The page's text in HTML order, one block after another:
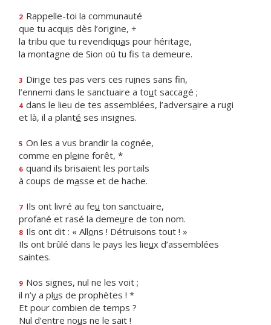
2 Rappelle-toi la communauté
que tu acquis dès l’origine, +
la tribu que tu revendiquas pour héritage,
la montagne de Sion où tu fs ta demeure.
3 Dirige tes pas vers ces ruines sans fin,
l’ennemi dans le sanctuaire a tout saccagé ;
4 dans le lieu de tes assemblées, l’adversaire a rugi
et là, il a planté ses insignes.
5 On les a vus brandir la cognée,
comme en pleine forêt, *
6 quand ils brisaient les portails
à coups de masse et de hache.
7 Ils ont livré au feu ton sanctuaire,
profané et rasé la demeure de ton nom.
8 Ils ont dit : « Allons ! Détruisons tout ! »
Ils ont brûlé dans le pays les lieux d’assemblées
saintes.
9 Nos signes, nul ne les voit ;
il n’y a plus de prophètes ! *
Et pour combien de temps ?
Nul d’entre nous ne le sait !